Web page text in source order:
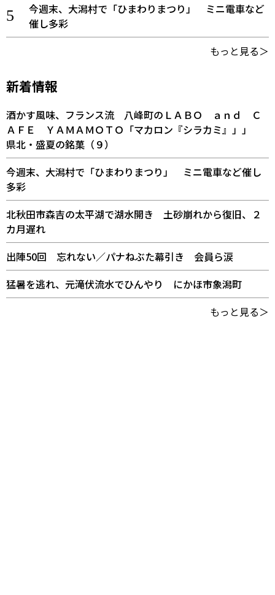
今週末、大潟村で「ひまわりまつり」 ミニ電車など
催し多彩
もっと見る＞
新着情報
酒かす風味、フランス流 八峰町のＬＡＢＯ ａｎｄ Ｃ
ＡＦＥ ＹＡＭＡＭＯＴＯ「マカロン『シラカミ』」」
県北・盛夏の銘菓（９）
今週末、大潟村で「ひまわりまつり」 ミニ電車など催し
多彩
北秋田市森吉の太平湖で湖水開き 土砂崩れから復旧、２
カ月遅れ
出陣50回 忘れない／パナねぶた幕引き 会員ら涙
猛暑を逃れ、元滝伏流水でひんやり にかほ市象潟町
もっと見る＞